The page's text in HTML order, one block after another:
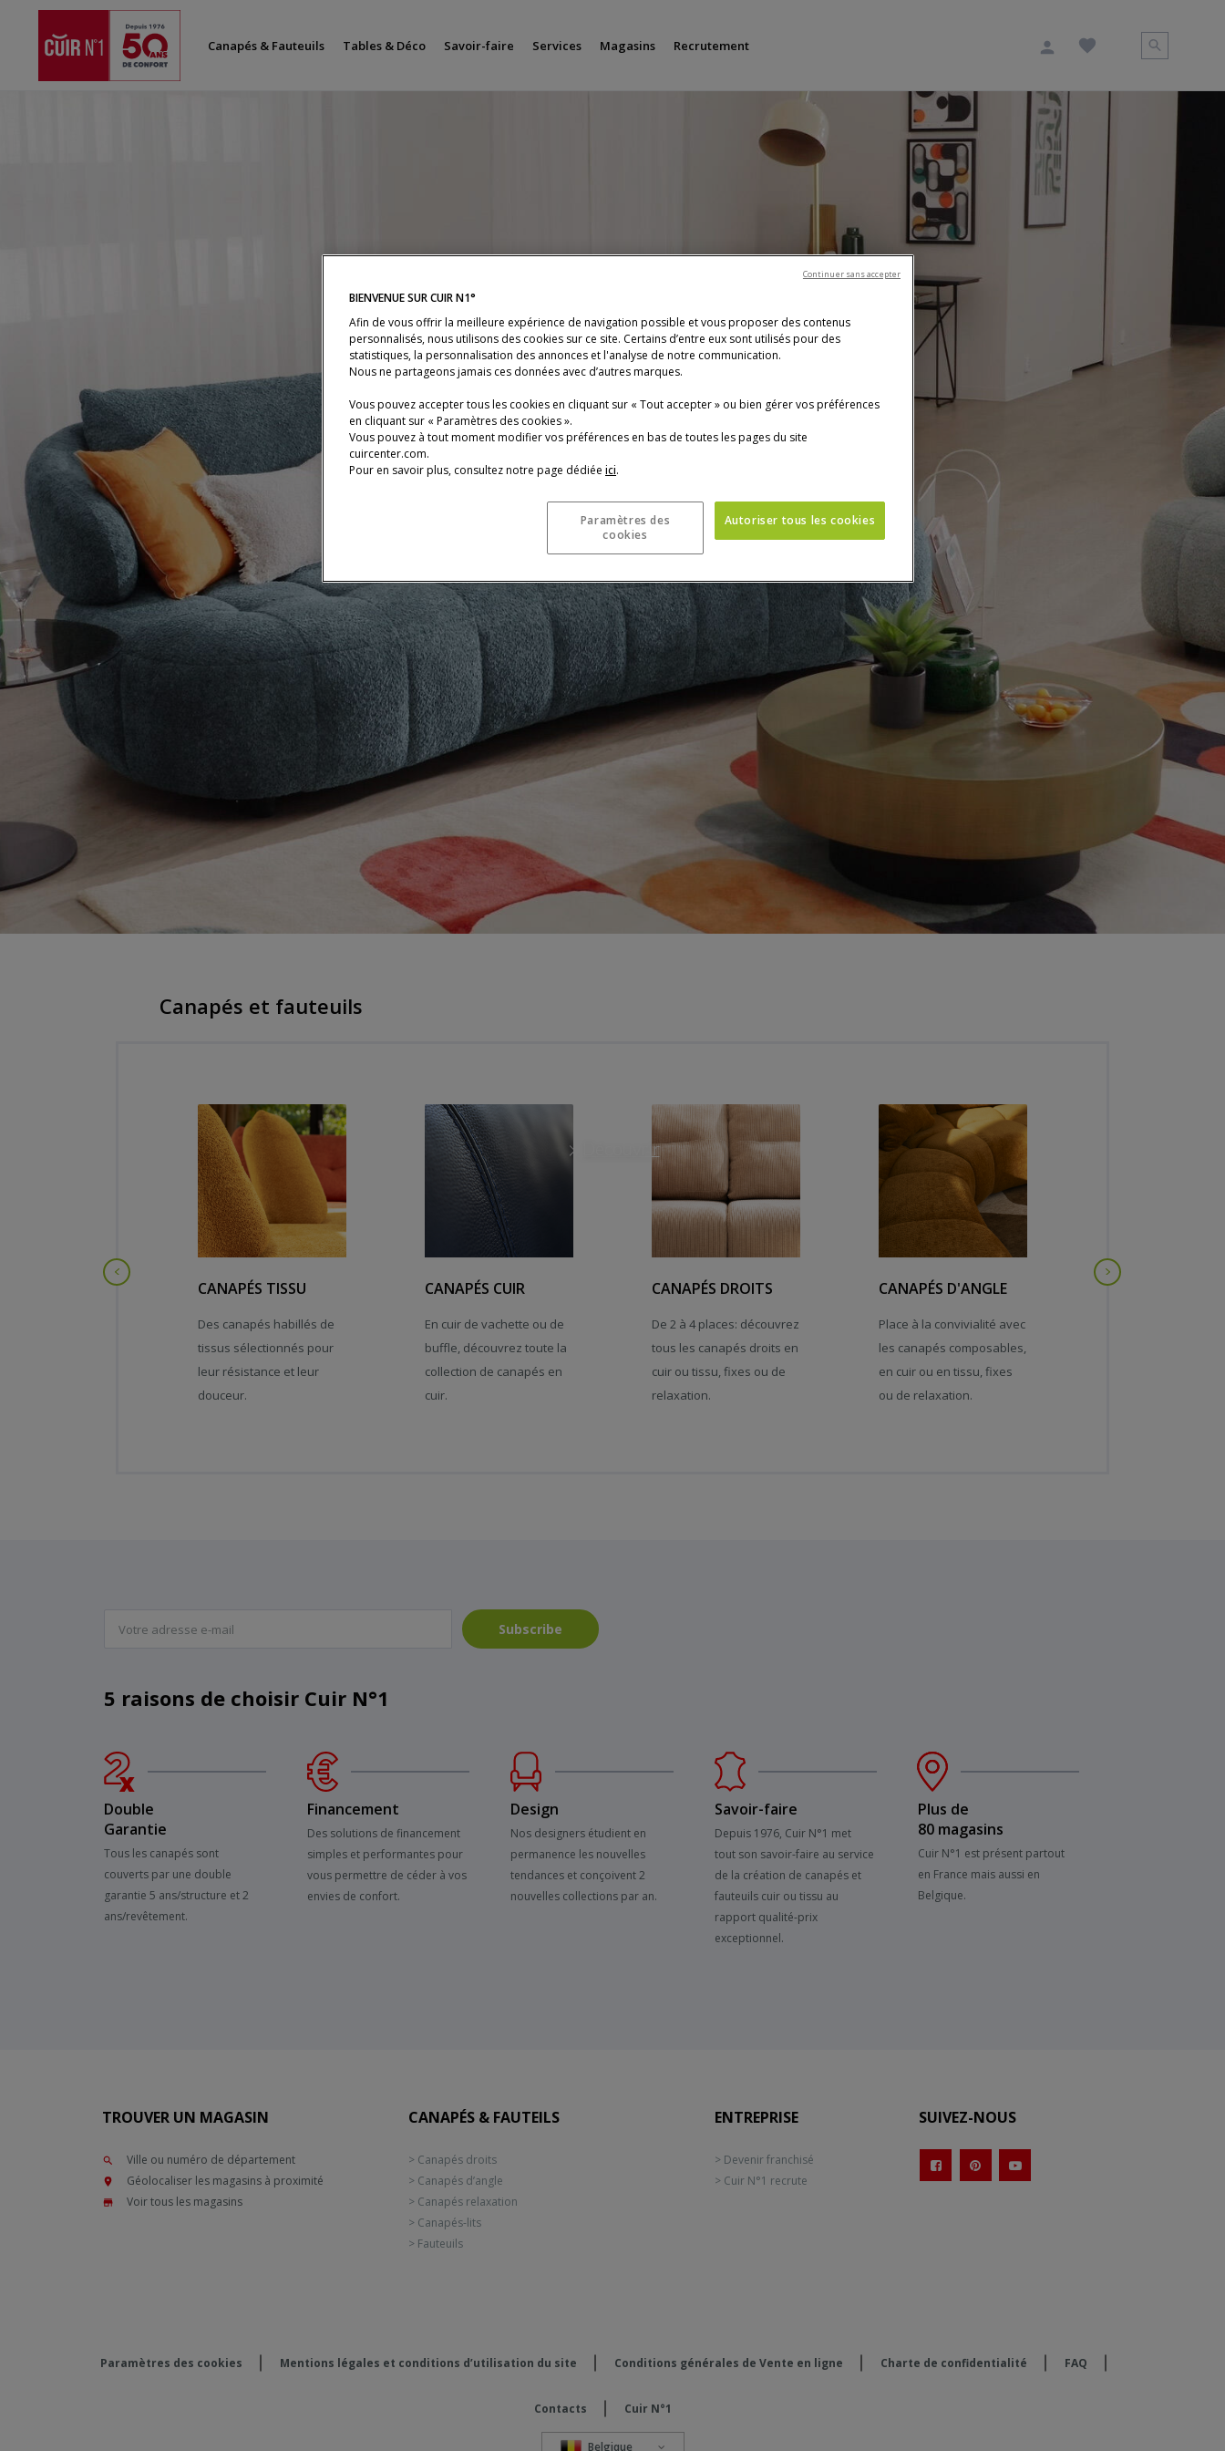
Canapés & Fauteuils Tables & Déco Savoir-faire Services Magasins Recrutement
Découvrir
Canapés et fauteuils
CANAPÉS TISSU
Des canapés habillés de
tissus sélectionnés pour
leur résistance et leur
douceur.
CANAPÉS CUIR
En cuir de vachette ou de
buffle, découvrez toute la
collection de canapés en
cuir.
CANAPÉS DROITS
De 2 à 4 places: découvrez
tous les canapés droits en
cuir ou tissu, fixes ou de
relaxation.
CANAPÉS D'ANGLE
Place à la convivialité avec
les canapés composables,
en cuir ou en tissu, fixes
ou de relaxation.
CANAPÉS
Previous Next
Subscribe
5 raisons de choisir Cuir N°1
Double
Garantie
Tous les canapés sont
couverts par une double
garantie 5 ans/structure et 2
ans/revêtement.
Financement
Des solutions de financement
simples et performantes pour
vous permettre de céder à vos
envies de confort.
Design
Nos designers étudient en
permanence les nouvelles
tendances et conçoivent 2
nouvelles collections par an.
Savoir-faire
Depuis 1976, Cuir N°1 met
tout son savoir-faire au service
de la création de canapés et
fauteuils cuir ou tissu au
rapport qualité-prix
exceptionnel.
Plus de
80 magasins
Cuir N°1 est présent partout
en France mais aussi en
Belgique.
TROUVER UN MAGASIN
Ville ou numéro de département
Géolocaliser les magasins à proximité
Voir tous les magasins
CANAPÉS & FAUTEILS
> Canapés droits
> Canapés d’angle
> Canapés relaxation
> Canapés-lits
> Fauteuils
ENTREPRISE
> Devenir franchisé
> Cuir N°1 recrute
SUIVEZ-NOUS
Paramètres des cookies Mentions légales et conditions d’utilisation du site Conditions générales de Vente en ligne Charte de confidentialité FAQ
Contacts Cuir N°1
Belgique
BIENVENUE SUR CUIR N1°
Afin de vous offrir la meilleure expérience de navigation possible et vous proposer des contenus
personnalisés, nous utilisons des cookies sur ce site. Certains d’entre eux sont utilisés pour des
statistiques, la personnalisation des annonces et l'analyse de notre communication.
Nous ne partageons jamais ces données avec d’autres marques.
Vous pouvez accepter tous les cookies en cliquant sur « Tout accepter » ou bien gérer vos préférences
en cliquant sur « Paramètres des cookies ».
Vous pouvez à tout moment modifier vos préférences en bas de toutes les pages du site
cuircenter.com.
Pour en savoir plus, consultez notre page dédiée ici.
Paramètres des
cookies
Autoriser tous les cookies
Continuer sans accepter